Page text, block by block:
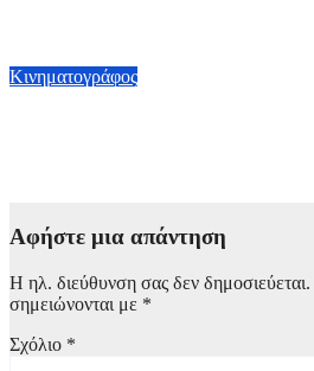
Κινηματογράφος
Αφήστε μια απάντηση
Η ηλ. διεύθυνση σας δεν δημοσιεύεται.
σημειώνονται με *
Σχόλιο *